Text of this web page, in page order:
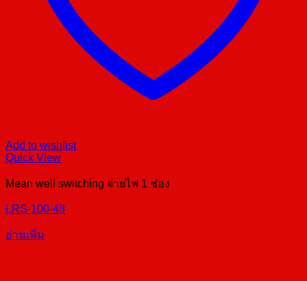
Add to wishlist
Quick View
Mean well switching จ่ายไฟ 1 ช่อง
LRS-100-48
อ่านเพิ่ม